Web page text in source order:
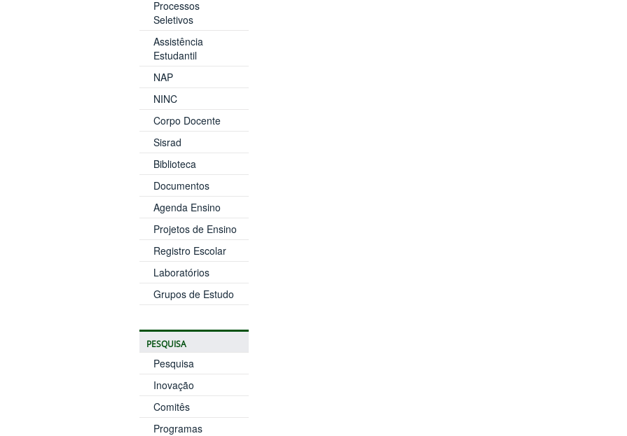
Processos
Seletivos
Assistência
Estudantil
NAP
NINC
Corpo Docente
Sisrad
Biblioteca
Documentos
Agenda Ensino
Projetos de Ensino
Registro Escolar
Laboratórios
Grupos de Estudo
PESQUISA
Pesquisa
Inovação
Comitês
Programas